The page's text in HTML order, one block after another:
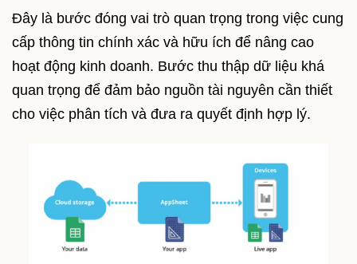
Đây là bước đóng vai trò quan trọng trong việc cung
cấp thông tin chính xác và hữu ích để nâng cao
hoạt động kinh doanh. Bước thu thập dữ liệu khá
quan trọng để đảm bảo nguồn tài nguyên cần thiết
cho việc phân tích và đưa ra quyết định hợp lý.